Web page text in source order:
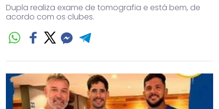
Dupla realiza exame de tomografia e está bem, de
acordo com os clubes.